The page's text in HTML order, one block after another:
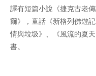
譯有短篇小說《捷克古老
爾》，童話《新格列佛遊
情與垃圾》、《風流的夏
書。